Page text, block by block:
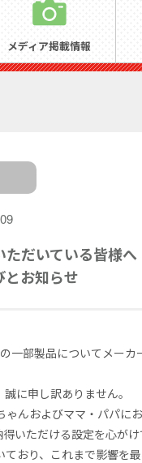
メディア掲載情報
だいている皆様へ
お知らせ
部製品についてメーカ
に申し訳ありません。
んおよびママ・パパに
いただける設定を心がけ
おり、これまで影響を